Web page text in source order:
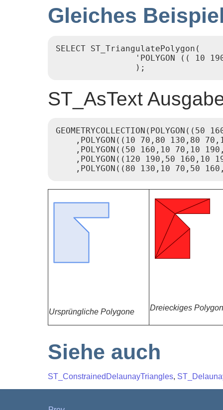
Gleiches
SELECT ST_TriangulatePolygon(
'POLYGON (( 10
                );
ST_AsText
,POLYGON((10 70,80 130,80
,POLYGON((50 160,10 70,10
,POLYGON((120 190,50 160,10
,POLYGON((80 130,10 70,50
Ursprüngliche Polygone Dreieckiges Polygon
Siehe auch
ST_ConstrainedDelaunayTriangles,